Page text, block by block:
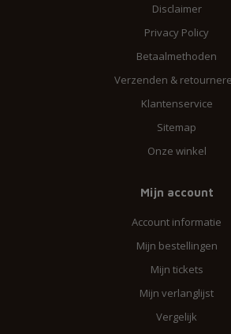
Disclaimer
Privacy Policy
Betaalmethoden
Verzenden &
Klantenservice
Sitemap
Onze winkel
Mijn account
Account informatie
Mijn bestellingen
Mijn tickets
Mijn verlanglijst
Vergelijk